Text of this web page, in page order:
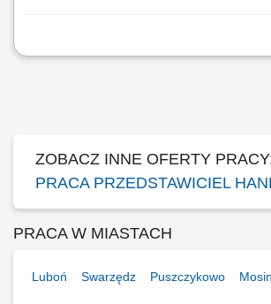
Opis stanowiska Prowadzenie spotkań
ZOBACZ INNE OFERTY
PRACA PRZEDSTAWICIEL
PRACA W MIASTACH
Luboń Swarzędz Puszczykowo